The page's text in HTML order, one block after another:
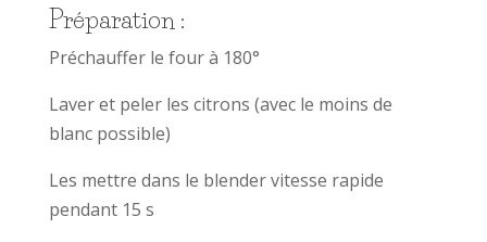
Préparation :
Préchauffer le four à 180°
Laver et peler les citrons (avec le moins de
blanc possible)
Les mettre dans le blender vitesse rapide
pendant 15 s